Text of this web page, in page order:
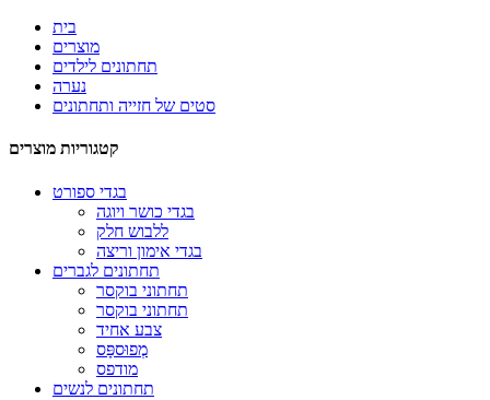
בית
מוצרים
תחתונים לילדים
נערה
סטים של חזייה ותחתונים
קטגוריות מוצרים
בגדי ספורט
בגדי כושר ויוגה
ללבוש חלק
בגדי אימון וריצה
תחתונים לגברים
תחתוני בוקסר
תחתוני בוקסר
צבע אחיד
מְפוּספָּס
מודפס
תחתונים לנשים